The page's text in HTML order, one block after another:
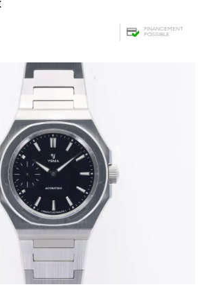
FINANCEMENT
POSSIBLE